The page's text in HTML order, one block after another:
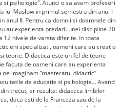
si psihologie”. Atunci o sa avem profesori
lui Maslow in primul semestru din anul I
anul II. Pentru ca domnii si doamnele din
au experienta predarii unei discipline 20
12 nivele de varsta diferite. In toata
specializati, oameni care au creat o
teorie. Didactica este un fel de teorie
facuta de oameni care au experienta
ne imaginam “masteratul didactic”
de educatie si psihologie… Avand
trecut, ar rezulta: didactica limbilor
daca esti de la Franceza sau de la